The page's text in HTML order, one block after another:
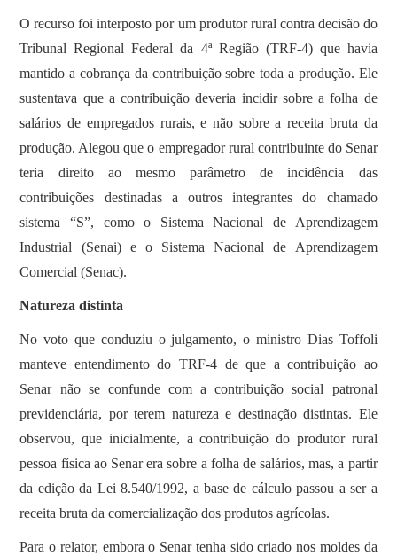
O recurso foi interposto por um produtor rural contra decisão do
Tribunal Regional Federal da 4ª Região (TRF-4) que havia
mantido a cobrança da contribuição sobre toda a produção. Ele
sustentava que a contribuição deveria incidir sobre a folha de
salários de empregados rurais, e não sobre a receita bruta da
produção. Alegou que o empregador rural contribuinte do Senar
teria direito ao mesmo parâmetro de incidência das
contribuições destinadas a outros integrantes do chamado
sistema “S”, como o Sistema Nacional de Aprendizagem
Industrial (Senai) e o Sistema Nacional de Aprendizagem
Comercial (Senac).
Natureza distinta
No voto que conduziu o julgamento, o ministro Dias Toffoli
manteve entendimento do TRF-4 de que a contribuição ao
Senar não se confunde com a contribuição social patronal
previdenciária, por terem natureza e destinação distintas. Ele
observou, que inicialmente, a contribuição do produtor rural
pessoa física ao Senar era sobre a folha de salários, mas, a partir
da edição da Lei 8.540/1992, a base de cálculo passou a ser a
receita bruta da comercialização dos produtos agrícolas.
Para o relator, embora o Senar tenha sido criado nos moldes da